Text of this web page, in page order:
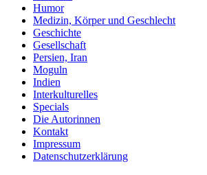
Humor
Medizin, Körper und Geschlecht
Geschichte
Gesellschaft
Persien, Iran
Moguln
Indien
Interkulturelles
Specials
Die Autorinnen
Kontakt
Impressum
Datenschutzerklärung